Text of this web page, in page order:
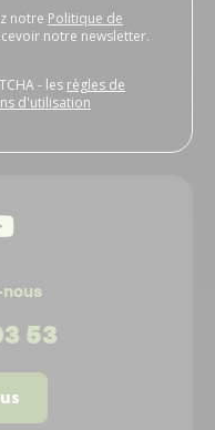
notre Politique de
notre newsletter.
- les règles de
d'utilisation
53